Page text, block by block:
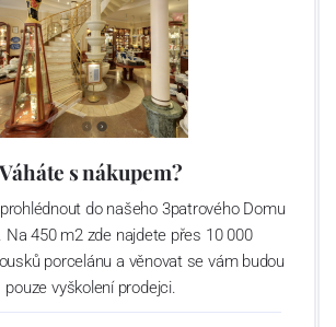
Váháte s nákupem?
do našeho 3patrového Domu
Na 450 m2 zde najdete přes 10 000
porcelánu a věnovat se vám budou
pouze vyškolení prodejci.